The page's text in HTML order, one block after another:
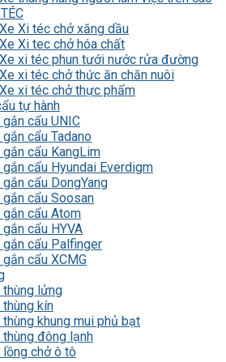
Xe Xi téc chở xăng dầu
Xe Xi tec chở hóa chất
Xe xi téc phun tưới nước rửa đường
Xe xi téc chở thức ăn chăn nuôi
Xe xi téc chở thực phẩm
tự hành
cẩu UNIC
cẩu Tadano
cẩu KangLim
cẩu Hyundai Everdigm
cẩu DongYang
cẩu Soosan
cẩu Atom
cẩu HYVA
cẩu Palfinger
cẩu XCMG
lửng
kín
khung mui phủ bạt
đông lạnh
chở ô tô